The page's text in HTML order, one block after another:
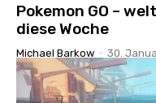
Pokemon GO –
diese Woche
Michael Barkow - 30.